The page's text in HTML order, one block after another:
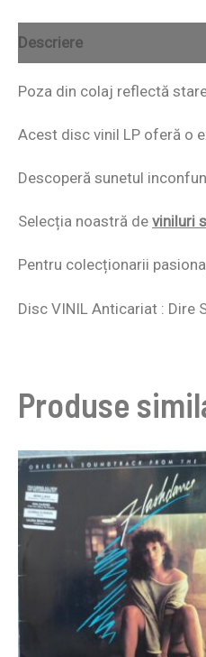
Descriere
Poza din colaj reflectă
Acest disc vinil LP oferă o
Descoperă sunetul
Selecția noastră de viniluri
Pentru colecționarii
Disc VINIL Anticariat : Dire
Produse